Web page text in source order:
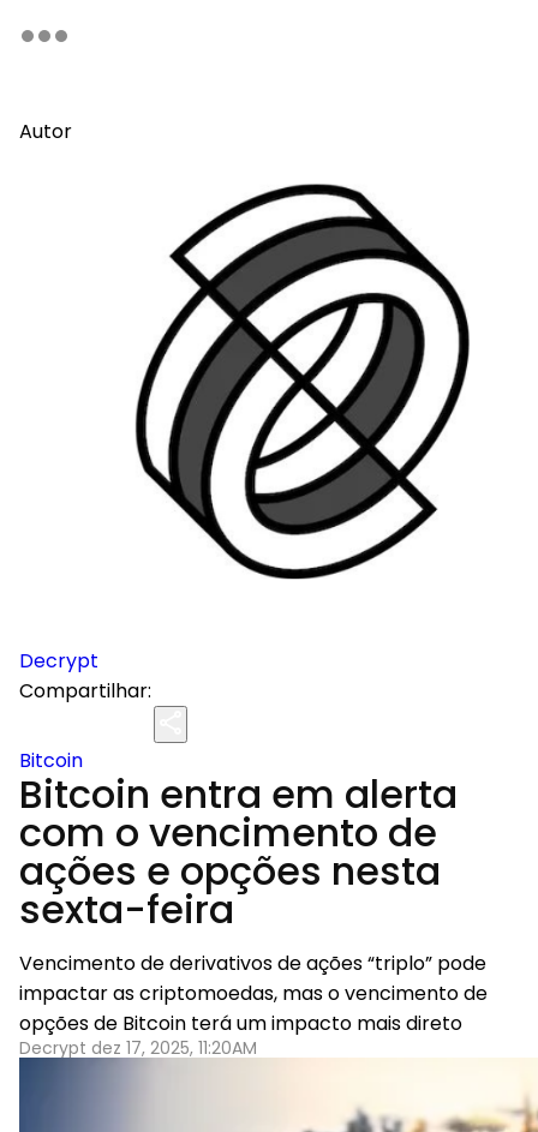
Autor
Decrypt
Compartilhar:
Bitcoin
Bitcoin entra em alerta
com o vencimento de
ações e opções nesta
sexta-feira
Vencimento de derivativos de ações “triplo” pode
impactar as criptomoedas, mas o vencimento de
opções de Bitcoin terá um impacto mais direto
Decrypt dez 17, 2025, 11:20AM